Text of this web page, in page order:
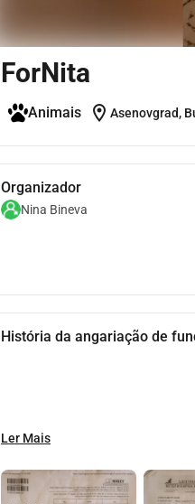
ForNita
Animais location_on Asenovgrad,
Organizador
Nina Bineva
História da angariação de
Ler Mais